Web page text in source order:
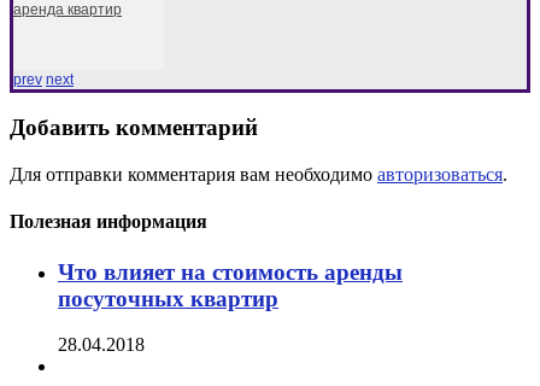
аренда квартир
prev next
Добавить комментарий
Для отправки комментария вам необходимо авторизоваться.
Полезная информация
Что влияет на стоимость аренды
посуточных квартир
28.04.2018